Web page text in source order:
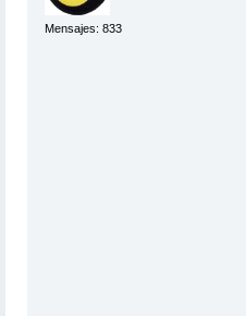
Mensajes: 833